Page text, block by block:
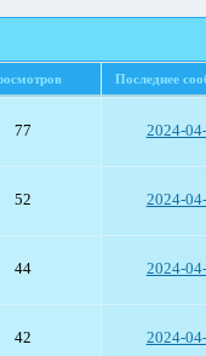
Последнее
77 2024-
52 2024-
44 2024-
42 2024-